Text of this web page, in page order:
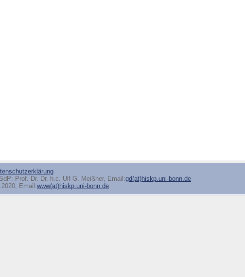
Prof. Dr. Dr. h.c. Ulf-G. Meißner, Email:gd(at)hiskp.uni-bonn.de
Email:www(at)hiskp.uni-bonn.de